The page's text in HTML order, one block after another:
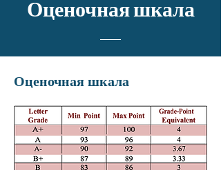
Оценочная шкала
Оценочная шкала